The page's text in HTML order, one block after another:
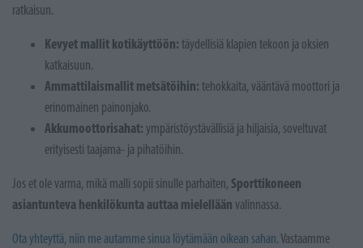
ratkaisun.
Kevyet mallit kotikäyttöön: täydellisiä klapien tekoon ja oksien
katkaisuun.
Ammattilaismallit metsätöihin: tehokkaita, vääntävä moottori ja
erinomainen painonjako.
Akkumoottorisahat: ympäristöystävällisiä ja hiljaisia, soveltuvat
erityisesti taajama- ja pihatöihin.
Jos et ole varma, mikä malli sopii sinulle parhaiten, Sporttikoneen
asiantunteva henkilökunta auttaa mielellään valinnassa.
Ota yhteyttä, niin me autamme sinua löytämään oikean sahan.Vastaamme